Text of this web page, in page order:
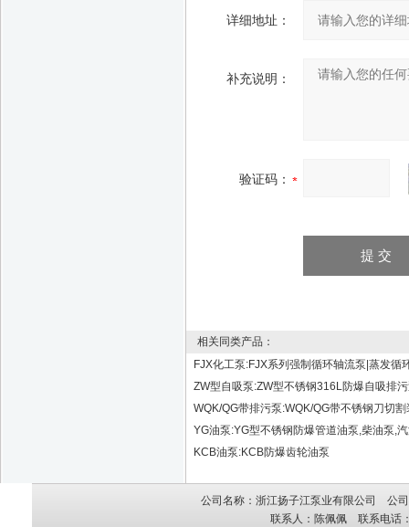
详细地址：
补充说明：
验证码：
相关同类产品：
FJX化工泵:FJX系列强制循环轴流泵|蒸发循
ZW型自吸泵:ZW型不锈钢316L防爆自吸排
WQK/QG带排污泵:WQK/QG带不锈钢刀切
YG油泵:YG型不锈钢防爆管道油泵,柴油泵,
KCB油泵:KCB防爆齿轮油泵
公司名称：浙江扬子江泵业有限公司 公
联系人：陈佩佩 联系电话